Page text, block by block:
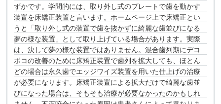
ずかです。学問的には、取り外し式のプレートで歯を動かす
装置を床矯正装置と言います。ホームページ上で床矯正とい
うと「取り外し式の装置で歯を抜かずに綺麗な歯並びになる
夢の様な装置」として取り上げている場合があります。実際
は、決して夢の様な装置ではありません。混合歯列期にデコ
ボコの改善のために床矯正装置で歯列を拡大しても、ほとん
どの場合は永久歯でエッジワイズ装置を用いた仕上げの治療
が必要になります。床矯正装置による拡大だけで綺麗な歯並
びになった場合は、そもそも治療が必要なかったのかもしれ